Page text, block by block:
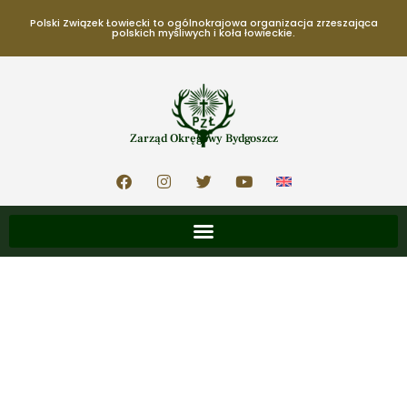
Polski Związek Łowiecki to ogólnokrajowa organizacja zrzeszająca
polskich myśliwych i koła łowieckie.
Zarząd Okręgowy Bydgoszcz